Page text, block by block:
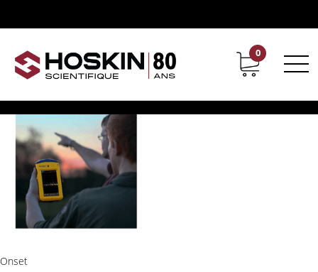
Support Carrières chez Hoskin
0
Voici le seul résultat
Onset